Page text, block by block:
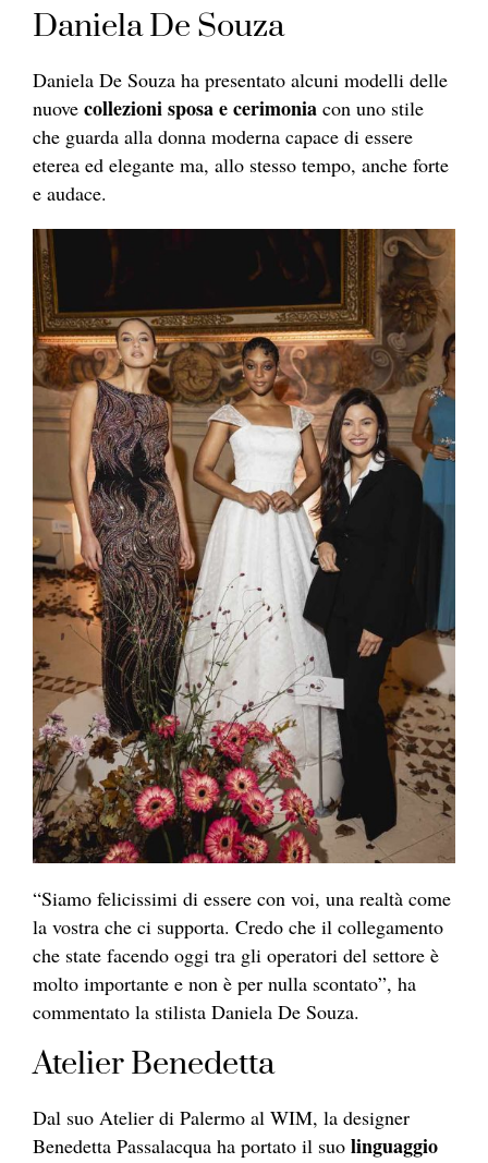
Daniela De Souza
Daniela De Souza ha presentato alcuni modelli delle
nuove collezioni sposa e cerimonia con uno stile
che guarda alla donna moderna capace di essere
eterea ed elegante ma, allo stesso tempo, anche forte
e audace.
“Siamo felicissimi di essere con voi, una realtà come
la vostra che ci supporta. Credo che il collegamento
che state facendo oggi tra gli operatori del settore è
molto importante e non è per nulla scontato”, ha
commentato la stilista Daniela De Souza.
Atelier Benedetta
Dal suo Atelier di Palermo al WIM, la designer
Benedetta Passalacqua ha portato il suo linguaggio